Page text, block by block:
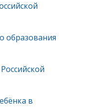
образования
в